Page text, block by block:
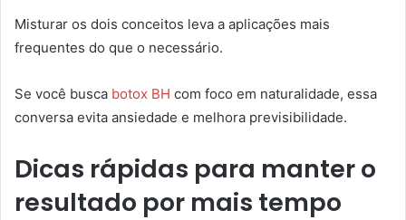
Misturar os dois conceitos leva a aplicações mais
frequentes do que o necessário.
Se você busca botox BH com foco em naturalidade, essa
conversa evita ansiedade e melhora previsibilidade.
Dicas rápidas para manter o
resultado por mais tempo